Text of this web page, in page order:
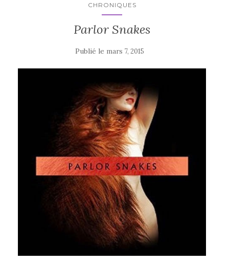
CHRONIQUES
Parlor Snakes
Publié le mars 7, 2015